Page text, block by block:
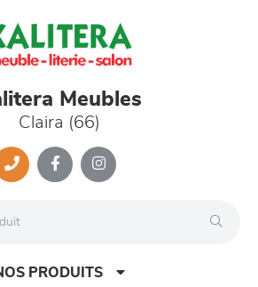
Meubles
Claira (66)
PRODUITS